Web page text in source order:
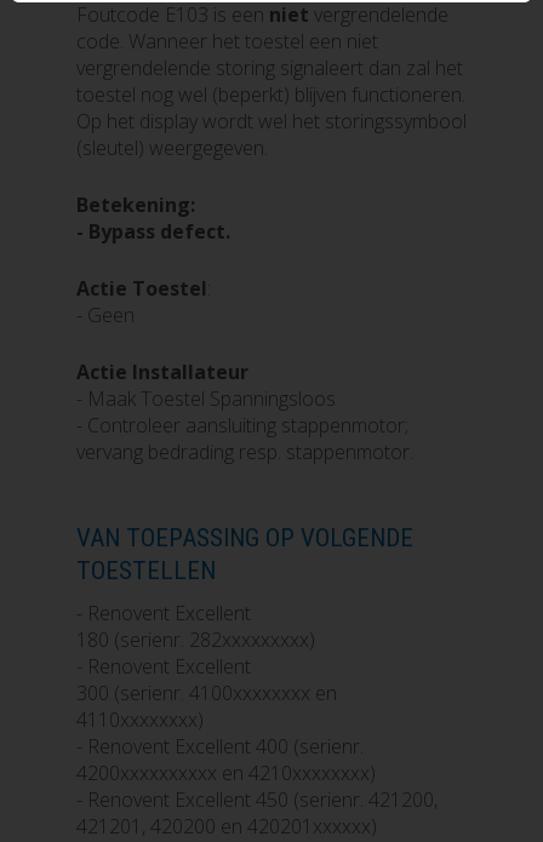
Foutcode E103 is een niet vergrendelende
code. Wanneer het toestel een niet
vergrendelende storing signaleert dan zal het
toestel nog wel (beperkt) blijven functioneren.
Op het display wordt wel het storingssymbool
(sleutel) weergegeven.
Betekening:
- Bypass defect.
Actie Toestel
- Geen
Actie Installateur
- Maak Toestel Spanningsloos
- Controleer aansluiting stappenmotor;
vervang bedrading resp. stappenmotor.
VAN TOEPASSING OP VOLGENDE
TOESTELLEN
- Renovent Excellent
180 (serienr. 282xxxxxxxxx)
- Renovent Excellent
300 (serienr. 4100xxxxxxxx en
4110xxxxxxxx)
- Renovent Excellent 400 (serienr.
4200xxxxxxxxxx en 4210xxxxxxxx)
- Renovent Excellent 450 (serienr. 421200,
421201, 420200 en 420201xxxxxx)